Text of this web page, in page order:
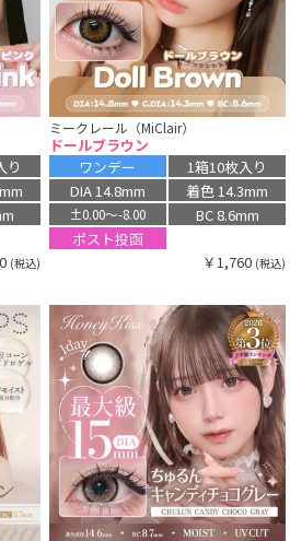
り
(税込)
ミークレール（MiClair）
ドールブラウン
ワンデー
1箱10枚入り
DIA 14.8mm
着色 14.3mm
±0.00〜-8.00
BC 8.6mm
ポスト投函
￥1,760 (税込)